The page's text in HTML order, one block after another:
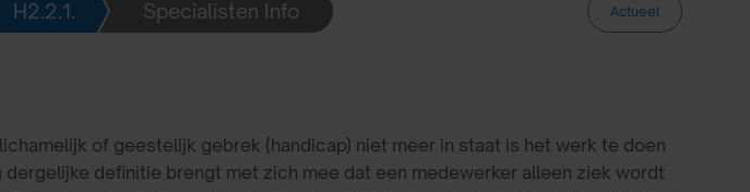
H2.2.1. Specialisten Info Actueel
of geestelijk gebrek (handicap) niet meer in staat is het werk te doen
definitie brengt met zich mee dat een medewerker alleen ziek wordt